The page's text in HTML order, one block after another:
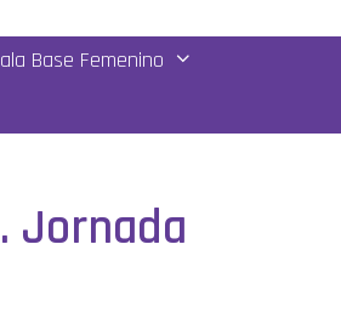
Base Femenino
Jornada